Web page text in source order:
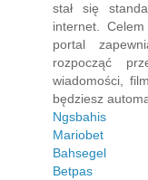
stał się
internet.
portal
rozpocząć
wiadomości,
będziesz
Ngsbahis
Mariobet
Bahsegel
Betpas